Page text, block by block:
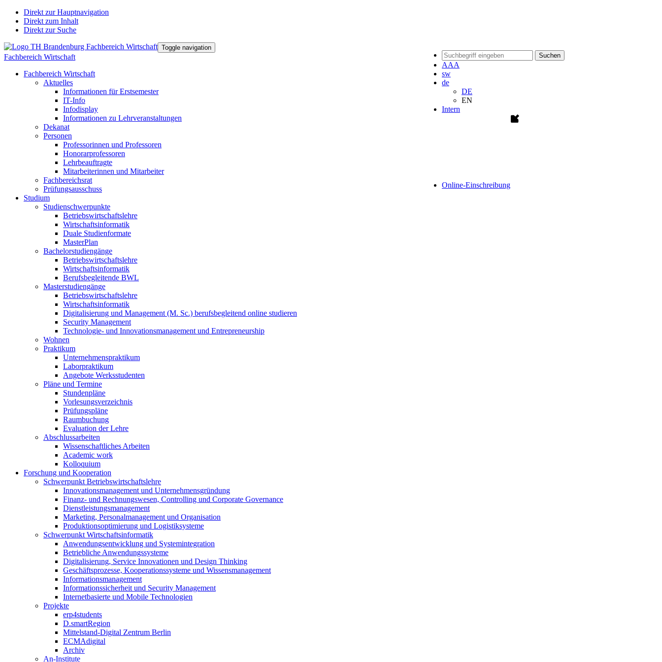
Direkt zur Hauptnavigation
Direkt zum Inhalt
Direkt zur Suche
Suchen
AAA
sw
de
DE
EN
Intern
Online-Einschreibung
Toggle navigation
Fachbereich Wirtschaft
Fachbereich Wirtschaft
Aktuelles
Informationen für Erstsemester
IT-Info
Infodisplay
Informationen zu Lehrveranstaltungen
Dekanat
Personen
Professorinnen und Professoren
Honorarprofessoren
Lehrbeauftragte
Mitarbeiterinnen und Mitarbeiter
Fachbereichsrat
Prüfungsausschuss
Studium
Studienschwerpunkte
Betriebswirtschaftslehre
Wirtschaftsinformatik
Duale Studienformate
MasterPlan
Bachelorstudiengänge
Betriebswirtschaftslehre
Wirtschaftsinformatik
Berufsbegleitende BWL
Masterstudiengänge
Betriebswirtschaftslehre
Wirtschaftsinformatik
Digitalisierung und Management (M. Sc.) berufsbegleitend online studieren
Security Management
Technologie- und Innovationsmanagement und Entrepreneurship
Wohnen
Praktikum
Unternehmenspraktikum
Laborpraktikum
Angebote Werksstudenten
Pläne und Termine
Stundenpläne
Vorlesungsverzeichnis
Prüfungspläne
Raumbuchung
Evaluation der Lehre
Abschlussarbeiten
Wissenschaftliches Arbeiten
Academic work
Kolloquium
Forschung und Kooperation
Schwerpunkt Betriebswirtschaftslehre
Innovationsmanagement und Unternehmensgründung
Finanz- und Rechnungswesen, Controlling und Corporate Governance
Dienstleistungsmanagement
Marketing, Personalmanagement und Organisation
Produktionsoptimierung und Logistiksysteme
Schwerpunkt Wirtschaftsinformatik
Anwendungsentwicklung und Systemintegration
Betriebliche Anwendungssysteme
Digitalisierung, Service Innovationen und Design Thinking
Geschäftsprozesse, Kooperationssysteme und Wissensmanagement
Informationsmanagement
Informationssicherheit und Security Management
Internetbasierte und Mobile Technologien
Projekte
erp4students
D.smartRegion
Mittelstand-Digital Zentrum Berlin
ECMAdigital
Archiv
An-Institute